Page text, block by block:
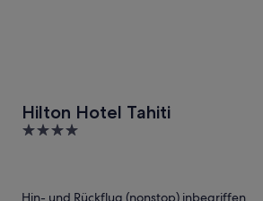
Hilton Hotel Tahiti
4
Hin- und Rückflug (nonstop) inbegriffen